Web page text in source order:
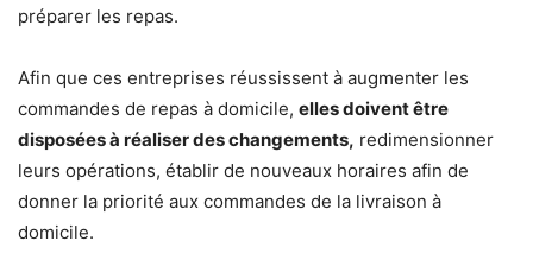
préparer les repas.
Afin que ces entreprises réussissent à augmenter les
commandes de repas à domicile, elles doivent être
disposées à réaliser des changements, redimensionner
leurs opérations, établir de nouveaux horaires afin de
donner la priorité aux commandes de la livraison à
domicile.